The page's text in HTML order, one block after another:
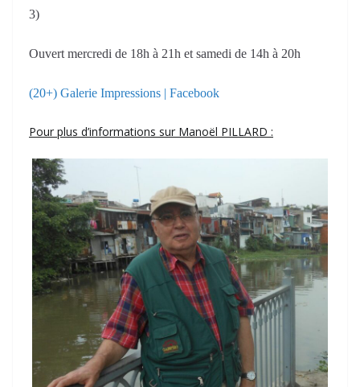
3)
Ouvert mercredi de 18h à 21h et samedi de 14h à 20h
(20+) Galerie Impressions | Facebook
Pour plus d’informations sur Manoël PILLARD :